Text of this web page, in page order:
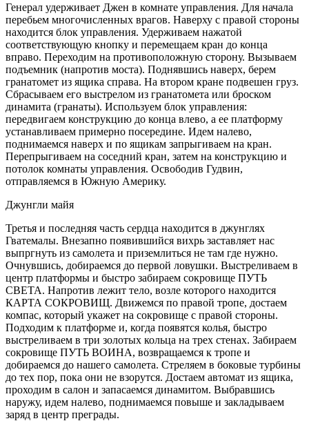
Генерал удерживает Джен в комнате управления. Для начала
перебьем многочисленных врагов. Наверху с правой стороны
находится блок управления. Удерживаем нажатой
соответствующую кнопку и перемещаем кран до конца
вправо. Переходим на противоположную сторону. Вызываем
подъемник (напротив моста). Поднявшись наверх, берем
гранатомет из ящика справа. На втором кране подвешен груз.
Сбрасываем его выстрелом из гранатомета или броском
динамита (гранаты). Используем блок управления:
передвигаем конструкцию до конца влево, а ее платформу
устанавливаем примерно посередине. Идем налево,
поднимаемся наверх и по ящикам запрыгиваем на кран.
Перепрыгиваем на соседний кран, затем на конструкцию и
потолок комнаты управления. Освободив Гудвин,
отправляемся в Южную Америку.
Джунгли майя
Третья и последняя часть сердца находится в джунглях
Гватемалы. Внезапно появившийся вихрь заставляет нас
выпргнуть из самолета и приземлиться не там где нужно.
Очнувшись, добираемся до первой ловушки. Выстреливаем в
центр платформы и быстро забираем сокровище ПУТЬ
СВЕТА. Напротив лежит тело, возле которого находится
КАРТА СОКРОВИЩ. Движемся по правой тропе, достаем
компас, который укажет на сокровище с правой стороны.
Подходим к платформе и, когда появятся колья, быстро
выстреливаем в три золотых кольца на трех стенах. Забираем
сокровище ПУТЬ ВОИНА, возвращаемся к тропе и
добираемся до нашего самолета. Стреляем в боковые турбины
до тех пор, пока они не взорутся. Достаем автомат из ящика,
проходим в салон и запасаемся динамитом. Выбравшись
наружу, идем налево, поднимаемся повыше и закладываем
заряд в центр преграды.